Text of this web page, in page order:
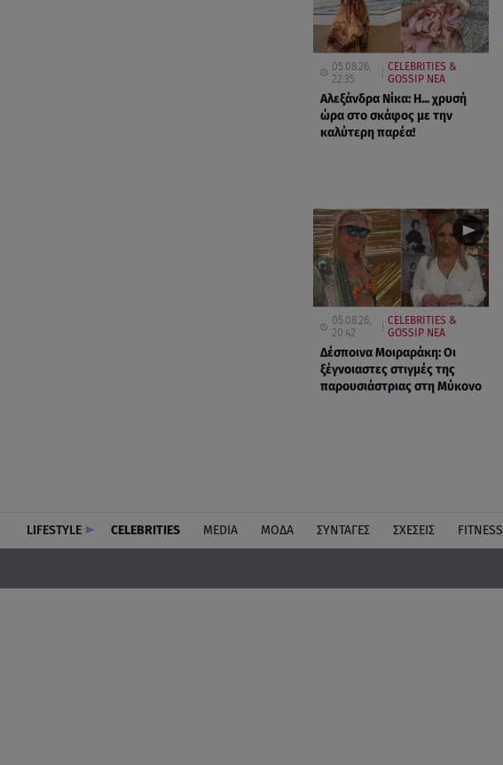
05.08.26,
22:35
CELEBRITIES &
GOSSIP ΝΕΑ
Αλεξάνδρα Νίκα: Η... χρυσή
ώρα στο σκάφος με την
καλύτερη παρέα!
05.08.26,
20:42
CELEBRITIES &
GOSSIP ΝΕΑ
Δέσποινα Μοιραράκη: Οι
ξέγνοιαστες στιγμές της
παρουσιάστριας στη Μύκονο
LIFESTYLE CELEBRITIES MEDIA ΜΟΔΑ ΣΥΝΤΑΓΕΣ ΣΧΕΣΕΙΣ FITNESS